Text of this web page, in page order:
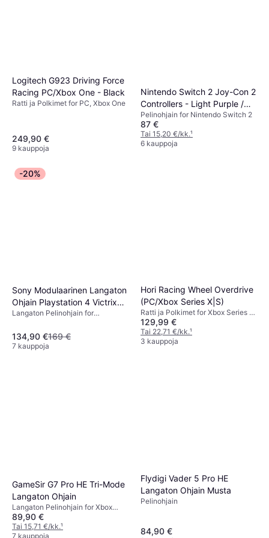
Logitech G923 Driving Force
Racing PC/Xbox One - Black
Ratti ja Polkimet for PC, Xbox One
249,90 €
9 kauppoja
Nintendo Switch 2 Joy-Con 2
Controllers - Light Purple /
Light Green
Pelinohjain for Nintendo Switch 2
87 €
Tai 15,20 €/kk.¹
6 kauppoja
-20%
Sony Modulaarinen Langaton
Ohjain Playstation 4 Victrix
Pro BFG Reloaded
Langaton Pelinohjain for
134,90 €169 €
7 kauppoja
Hori Racing Wheel Overdrive
(PC/Xbox Series X|S)
Ratti ja Polkimet for Xbox Series X,
PC, Xbox One
129,99 €
Tai 22,71 €/kk.¹
3 kauppoja
GameSir G7 Pro HE Tri-Mode
Langaton Ohjain
Langaton Pelinohjain for Xbox
Series X, Steam Deck, Android,
Xbox Series S, PC, Xbox One
89,90 €
Tai 15,71 €/kk.¹
7 kauppoja
Flydigi Vader 5 Pro HE
Langaton Ohjain Musta
Pelinohjain
84,90 €